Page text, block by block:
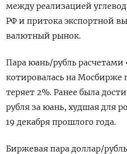
между реализацией
РФ и притока экспортной
валютный рынок.
Пара юань/рубль расчетами
котировалась на ​Мосбирже
теряет 2%. ​Ранее была
рубля за юань, ​худшая для
19 декабря прошлого года.
Биржевая пара доллар/